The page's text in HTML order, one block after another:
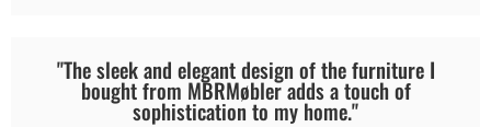
"The sleek and elegant design of the furniture I
bought from MBRMøbler adds a touch of
sophistication to my home."